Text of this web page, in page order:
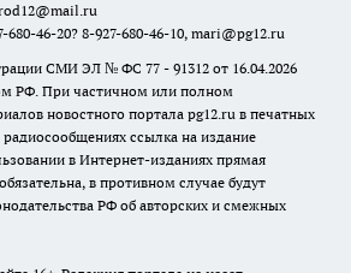
46-20? 8-927-680-46-10, mari@pg12.ru
СМИ ЭЛ № ФС 77 - 91312 от 16.04.2026
РФ. При частичном или полном
новостного портала pg12.ru в печатных
радиосообщениях ссылка на издание
в Интернет-изданиях прямая
в противном случае будут
РФ об авторских и смежных